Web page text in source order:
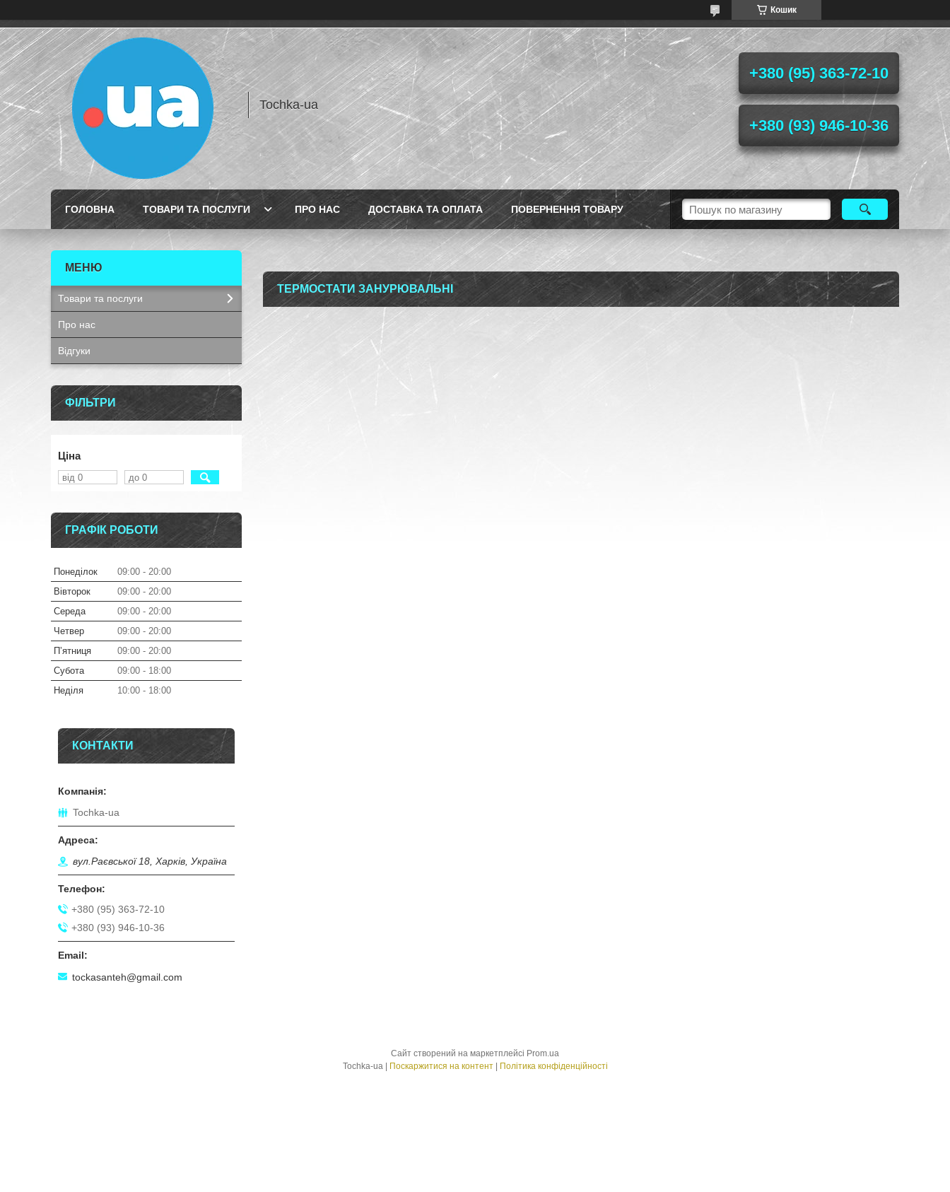
Кошик
Tochka-ua
+380 (95) 363-72-10
+380 (93) 946-10-36
ГОЛОВНА ТОВАРИ ТА ПОСЛУГИ ПРО НАС ДОСТАВКА ТА ОПЛАТА ПОВЕРНЕННЯ ТОВАРУ
ТЕРМОСТАТИ ЗАНУРЮВАЛЬНІ
Товари та послуги
Про нас
Відгуки
ФІЛЬТРИ
Ціна
ГРАФІК РОБОТИ
Понеділок 09:00
20:00
Вівторок
09:00
20:00
Середа
09:00
20:00
Четвер
09:00
20:00
Пʼятниця
09:00
20:00
Субота
09:00
18:00
Неділя
10:00 18:00
КОНТАКТИ
Tochka-ua
вул.Раєвської 18, Харків, Україна
+380 (95) 363-72-10
+380 (93) 946-10-36
tockasanteh@gmail.com
Сайт створений на маркетплейсі Prom.ua
Tochka-ua | Поскаржитися на контент | Політика конфіденційності